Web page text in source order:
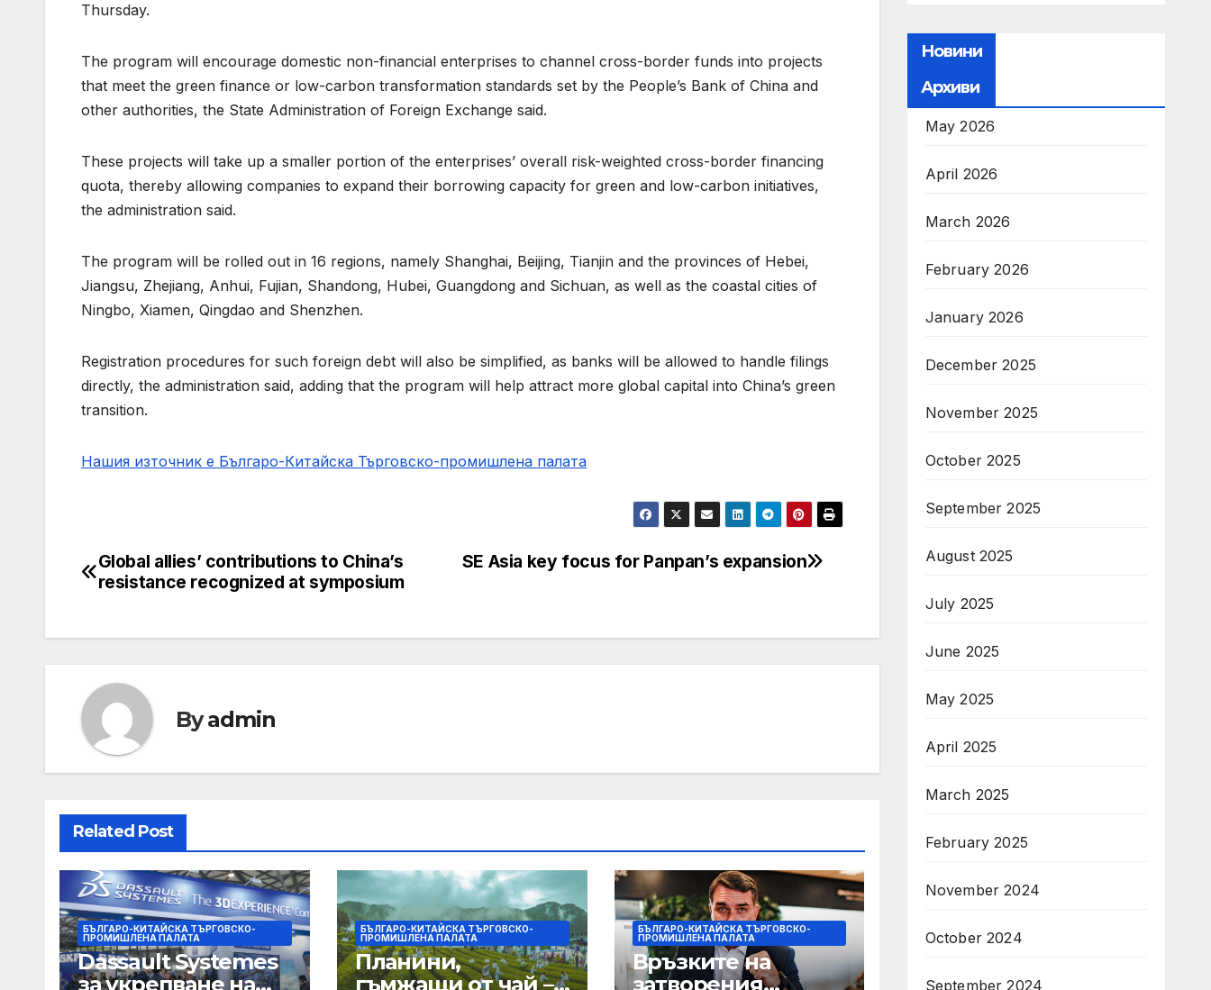
Thursday.
The program will encourage domestic non-financial enterprises to channel cross-border funds into projects
that meet the green finance or low-carbon transformation standards set by the People’s Bank of China and
other authorities, the State Administration of Foreign Exchange said.
These projects will take up a smaller portion of the enterprises’ overall risk-weighted cross-border financing
quota, thereby allowing companies to expand their borrowing capacity for green and low-carbon initiatives,
the administration said.
The program will be rolled out in 16 regions, namely Shanghai, Beijing, Tianjin and the provinces of Hebei,
Jiangsu, Zhejiang, Anhui, Fujian, Shandong, Hubei, Guangdong and Sichuan, as well as the coastal cities of
Ningbo, Xiamen, Qingdao and Shenzhen.
Registration procedures for such foreign debt will also be simplified, as banks will be allowed to handle filings
directly, the administration said, adding that the program will help attract more global capital into China’s green
transition.
Нашия източник е Българо-Китайска Търговско-промишлена палaта
Post
SE Asia key focus for Panpan’s expansion
Global allies’ contributions to China’s
resistance recognized at symposium
Byadmin
Related Post
БЪЛГАРО-КИТАЙСКА ТЪРГОВСКО-
ПРОМИШЛЕНА ПАЛАТА
Dassault Systemes
за укрепване на
БЪЛГАРО-КИТАЙСКА ТЪРГОВСКО-
ПРОМИШЛЕНА ПАЛАТА
Планини,
гъмжащи от чай –
БЪЛГАРО-КИТАЙСКА ТЪРГОВСКО-
ПРОМИШЛЕНА ПАЛАТА
Връзките на
затворения
Новини
Архиви
May 2026
April 2026
March 2026
February 2026
January 2026
December 2025
November 2025
October 2025
September 2025
August 2025
July 2025
June 2025
May 2025
April 2025
March 2025
February 2025
November 2024
October 2024
September 2024